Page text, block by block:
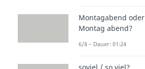
Montagabend oder
Montag abend?
6/8 – Dauer: 01:24